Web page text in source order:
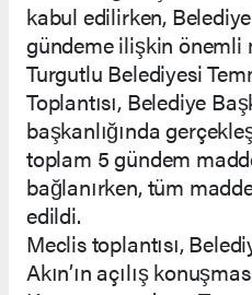
kabul edilirken,
gündeme ilişkin önemli
Turgutlu Belediyesi
Toplantısı, Belediye
başkanlığında
toplam 5 gündem
bağlanırken, tüm
edildi.
Meclis toplantısı,
Akın’ın açılış